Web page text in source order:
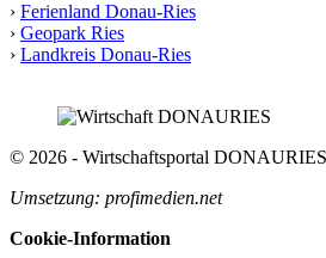
› Ferienland Donau-Ries
› Geopark Ries
› Landkreis Donau-Ries
© 2026 - Wirtschaftsportal
Umsetzung: profimedien.net
Cookie-Information